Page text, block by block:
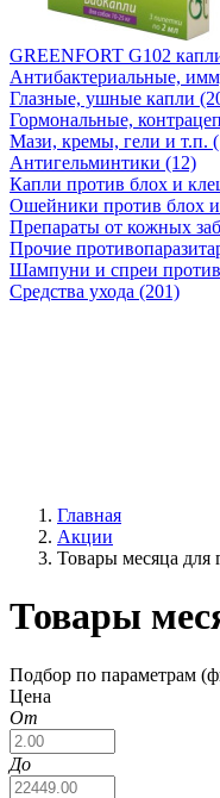
GREENFORT G102
Антибактериальные,
Глазные, ушные капли
Гормональные,
Мази, кремы, гели и т.п.
Антигельминтики (12)
Капли против блох и
Ошейники против блох
Препараты от кожных
Прочие
Шампуни и спреи
Средства ухода (201)
Главная
Акции
Товары месяца для
Товары
Подбор по параметрам
Цена
От
До